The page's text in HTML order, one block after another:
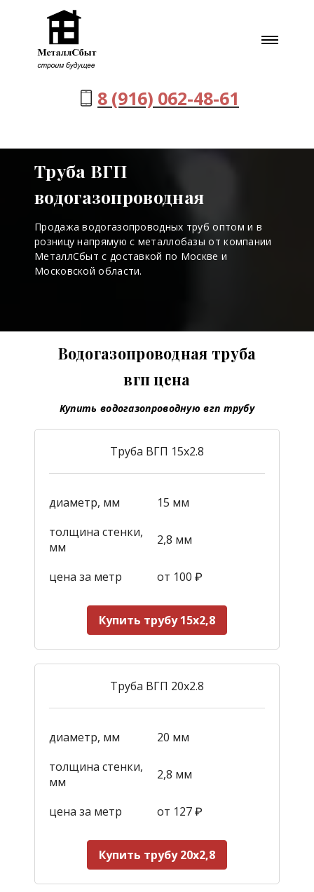
8 (916) 062-48-61
Труба ВГП
водогазопроводная
Продажа водогазопроводных труб оптом и в
розницу напрямую с металлобазы от компании
МеталлСбыт с доставкой по Москве и
Московской области.
Водогазопроводная труба
вгп цена
Купить водогазопроводную вгп трубу
Труба ВГП 15х2.8
диаметр, мм
15 мм
толщина стенки,
мм
2,8 мм
цена за метр от 100 ₽
Купить трубу 15х2,8
Труба ВГП 20х2.8
диаметр, мм
20 мм
толщина стенки,
мм
2,8 мм
цена за метр от 127 ₽
Купить трубу 20х2,8